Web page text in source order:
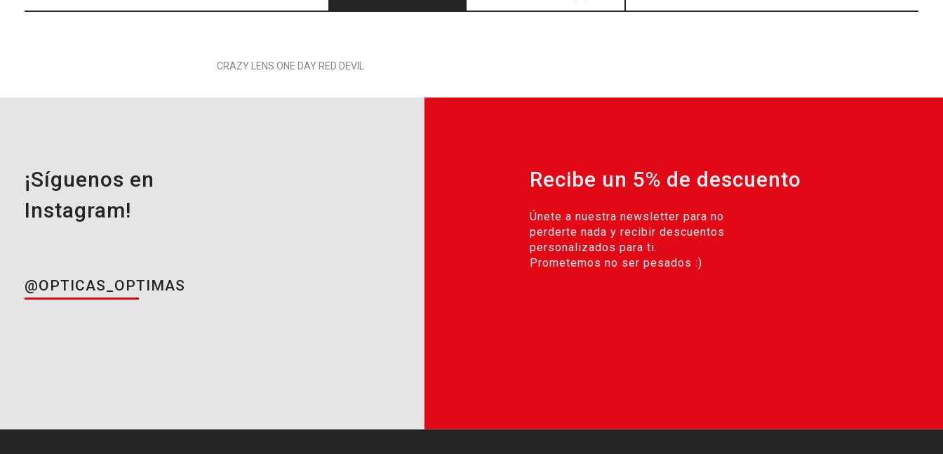
CRAZY LENS ONE DAY RED DEVIL
¡Síguenos en
Instagram!
@OPTICAS_OPTIMAS
Recibe un 5% de descuento
Únete a nuestra newsletter para no
perderte nada y recibir descuentos
personalizados para ti.
Prometemos no ser pesados :)